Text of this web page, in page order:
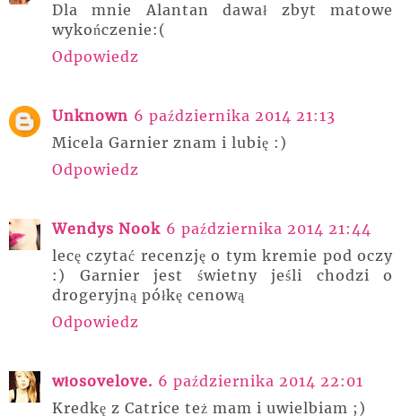
Dla mnie Alantan dawał zbyt matowe
wykończenie:(
Odpowiedz
Unknown 6 października 2014 21:13
Micela Garnier znam i lubię :)
Odpowiedz
Wendys Nook 6 października 2014 21:44
lecę czytać recenzję o tym kremie pod oczy
:) Garnier jest świetny jeśli chodzi o
drogeryjną półkę cenową
Odpowiedz
włosovelove. 6 października 2014 22:01
Kredkę z Catrice też mam i uwielbiam ;)